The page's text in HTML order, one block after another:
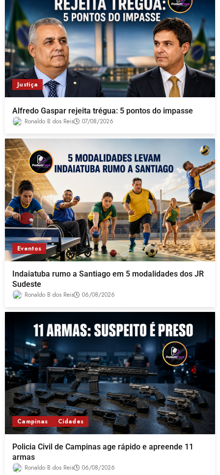
Justiça
Alfredo Gaspar rejeita trégua: 5 pontos do impasse
Ronaldo B dos Reis 07/08/2026
Eventos
Indaiatuba rumo a Santiago em 5 modalidades dos JR
Sudeste
Ronaldo B dos Reis 06/08/2026
Campinas Cidades
Policia Civil de Campinas age rápido e apreende 11
armas
Ronaldo B dos Reis 06/08/2026